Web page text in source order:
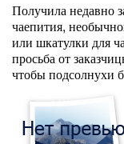
Получила недавно
чаепития,
или шкатулки для
просьба от
чтобы подсолнухи